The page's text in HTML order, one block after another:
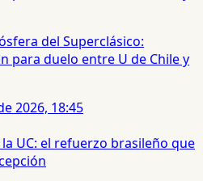
del Superclásico:
para duelo entre U de Chile y
2026, 18:45